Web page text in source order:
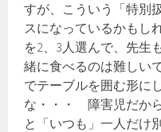
すが、こういう「特別
スになっているかもし
を2、3人選んで、先生
緒に食べるのは難しい
でテーブルを囲む形に
な・・・ 障害児だか
と「いつも」一人だけ